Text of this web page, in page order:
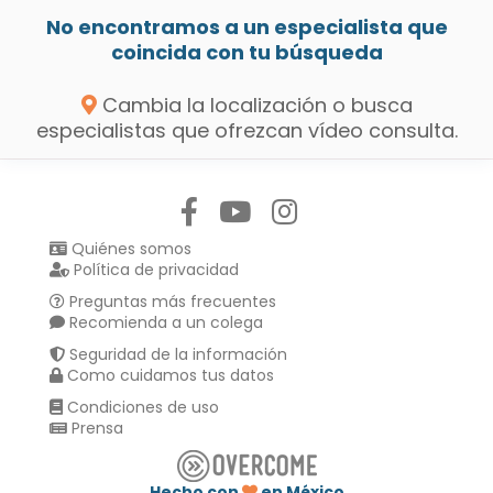
No encontramos a un especialista que
coincida con tu búsqueda
Cambia la localización o busca
especialistas que ofrezcan vídeo consulta.
Quiénes somos
Política de privacidad
Preguntas más frecuentes
Recomienda a un colega
Seguridad de la información
Como cuidamos tus datos
Condiciones de uso
Prensa